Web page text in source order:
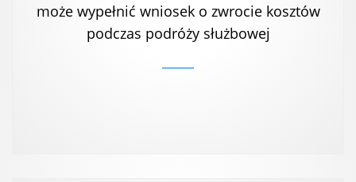
może wypełnić wniosek o zwrocie kosztów
podczas podróży służbowej